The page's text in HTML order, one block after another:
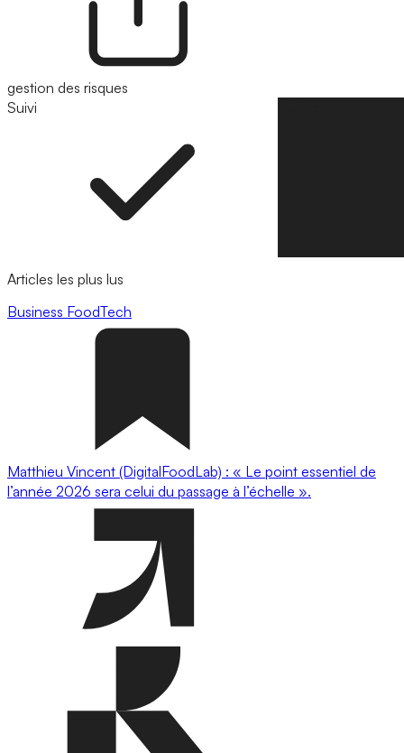
gestion des risques
Suivi
Articles les plus lus
Business FoodTech
Matthieu Vincent (DigitalFoodLab) : « Le point essentiel de
l’année 2026 sera celui du passage à l’échelle ».